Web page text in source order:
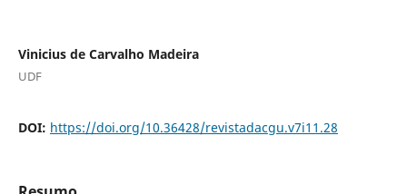
Vinicius de Carvalho Madeira
UDF
DOI: https://doi.org/10.36428/revistadacgu.v7i11.28